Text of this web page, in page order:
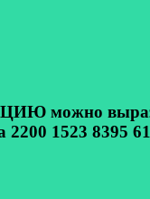
можно
1523 8395